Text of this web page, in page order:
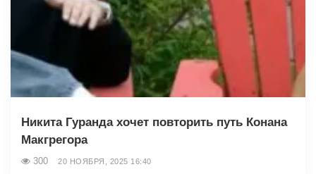
Никита Гуранда хочет повторить путь Конана
Макгрегора
300 20 НОЯБРЯ, 2025 16:40